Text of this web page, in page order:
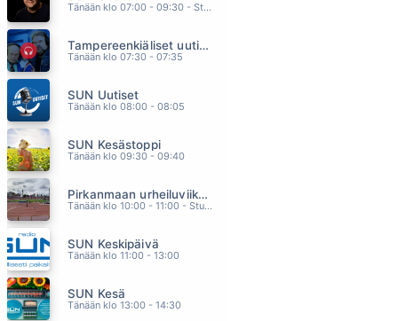
23.41
23.37
23.33
23.30
23.27
Tänään klo 07:00 - 09:30 - Studiossa: Kimmo Hoivassilta
Tampereenkiäliset uutiset
Tänään klo 07:30 - 07:35
SUN Uutiset
Tänään klo 08:00 - 08:05
SUN Kesästoppi
Tänään klo 09:30 - 09:40
Pirkanmaan urheiluviikonloppu
Tänään klo 10:00 - 11:00 - Studiossa: Oiva Paakkari
SUN Keskipäivä
Tänään klo 11:00 - 13:00
SUN Kesä
Tänään klo 13:00 - 14:30